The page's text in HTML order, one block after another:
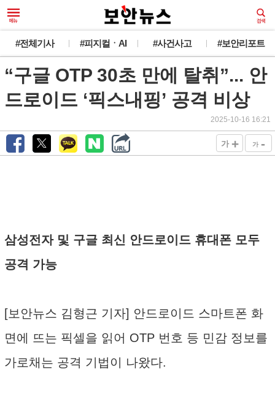
#전체기사 #피지컬ㆍAI #사건사고 #보안리포트
“구글 OTP 30초 만에 탈취”... 안
드로이드 ‘픽스내핑’ 공격 비상
2025-10-16 16:21
가 + 가 -
삼성전자 및 구글 최신 안드로이드 휴대폰 모두
공격 가능
[보안뉴스 김형근 기자] 안드로이드 스마트폰 화
면에 뜨는 픽셀을 읽어 OTP 번호 등 민감 정보를
가로채는 공격 기법이 나왔다.